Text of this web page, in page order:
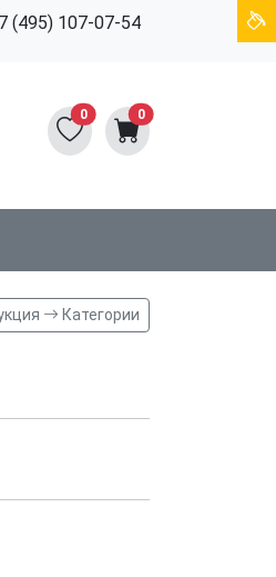
(495) 107-07-54
0 0
Категории